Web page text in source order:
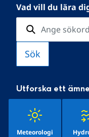
Vad vill du lära
Utforska ett
Meteorologi